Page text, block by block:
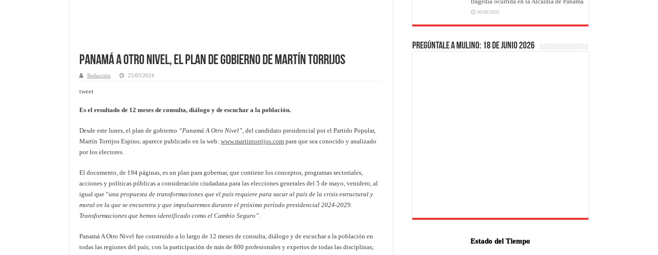
Panamá A Otro Nivel, el plan de gobierno de Martín Torrijos
Redacción 25/03/2024
tweet
Es el resultado de 12 meses de consulta, diálogo y de escuchar a la población.
Desde este lunes, el plan de gobierno “Panamá A Otro Nivel” , del candidato presidencial por el Partido Popular,
Martín Torrijos Espino, aparece publicado en la web: www.martintorrijos.com para que sea conocido y analizado
por los electores.
El documento, de 194 páginas, es un plan para gobernar, que contiene los conceptos, programas sectoriales,
acciones y políticas públicas a consideración ciudadana para las elecciones generales del 5 de mayo, venidero, al
igual que “una propuesta de transformaciones que el país requiere para sacar al país de la crisis estructural y
moral en la que se encuentra y que impulsaremos durante el próximo período presidencial 2024-2029.
Transformaciones que hemos identificado como el Cambio Seguro”.
Panamá A Otro Nivel fue construido a lo largo de 12 meses de consulta, diálogo y de escuchar a la población en
todas las regiones del país; con la participación de más de 800 profesionales y expertos de todas las disciplinas;
06/08/2026
Pregúntale a Mulino: 18 de junio 2026
Estado del Tiempo